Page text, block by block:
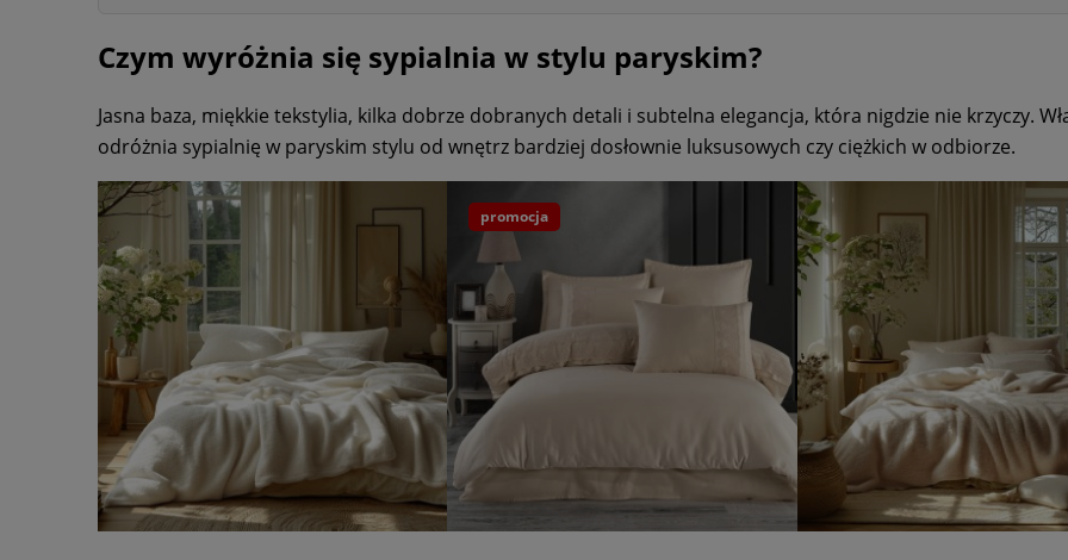
Czym wyróżnia się sypialnia w stylu paryskim?
Jasna baza, miękkie tekstylia, kilka dobrze dobranych detali i subtelna elegancja, która nigdzie nie krzyczy.
odróżnia sypialnię w paryskim stylu od wnętrz bardziej dosłownie luksusowych czy ciężkich w odbiorze.
promocja